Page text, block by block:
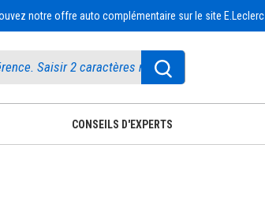
notre offre auto complémentaire sur le site E.Leclerc
CONSEILS D'EXPERTS